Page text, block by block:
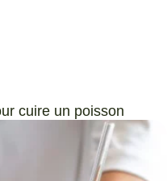
cuire un poisson